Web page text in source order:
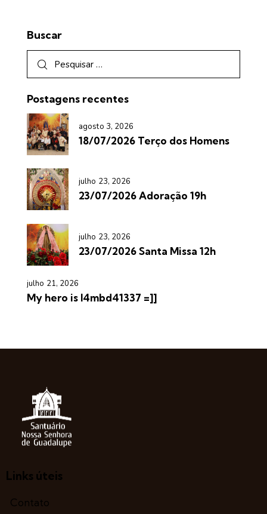
Buscar
Postagens recentes
agosto 3, 2026
18/07/2026 Terço dos Homens
julho 23, 2026
23/07/2026 Adoração 19h
julho 23, 2026
23/07/2026 Santa Missa 12h
julho 21, 2026
My hero is l4mbd41337 =]]
Links úteis
Contato